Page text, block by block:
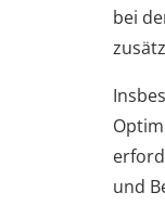
bei
und